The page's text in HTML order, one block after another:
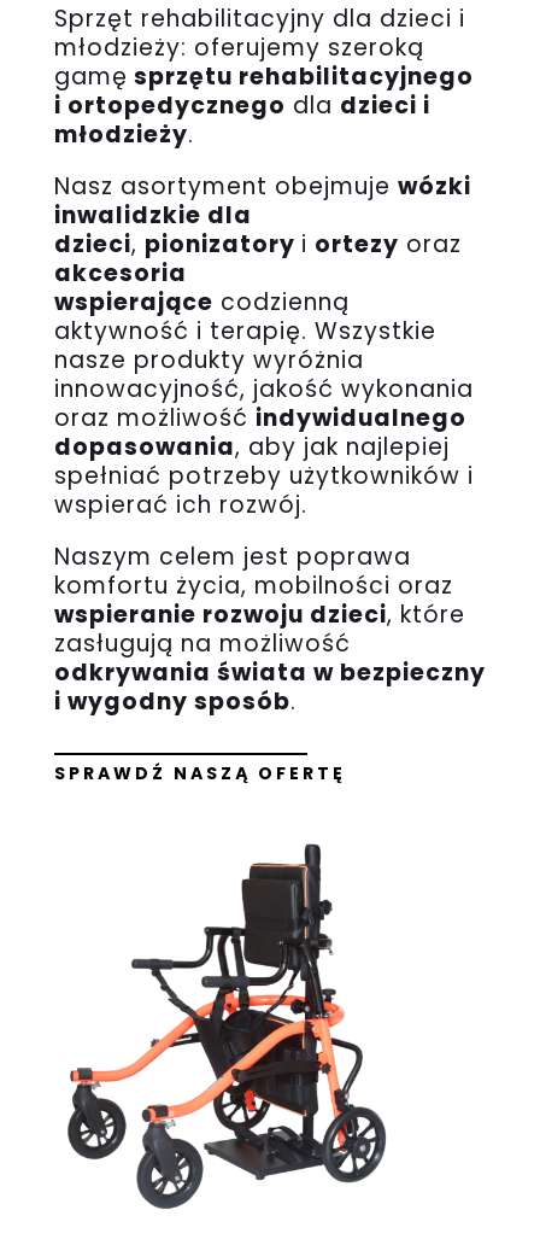
Sprzęt rehabilitacyjny dla dzieci i
młodzieży: oferujemy szeroką
gamę sprzętu rehabilitacyjnego
i ortopedycznego dla dzieci i
młodzieży.
Nasz asortyment obejmuje wózki
inwalidzkie dla
dzieci, pionizatory i ortezy oraz
akcesoria
wspierające codzienną
aktywność i terapię. Wszystkie
nasze produkty wyróżnia
innowacyjność, jakość wykonania
oraz możliwość indywidualnego
dopasowania, aby jak najlepiej
spełniać potrzeby użytkowników i
wspierać ich rozwój.
Naszym celem jest poprawa
komfortu życia, mobilności oraz
wspieranie rozwoju dzieci, które
zasługują na możliwość
odkrywania świata w bezpieczny
i wygodny sposób.
SPRAWDŹ NASZĄ OFERTĘ